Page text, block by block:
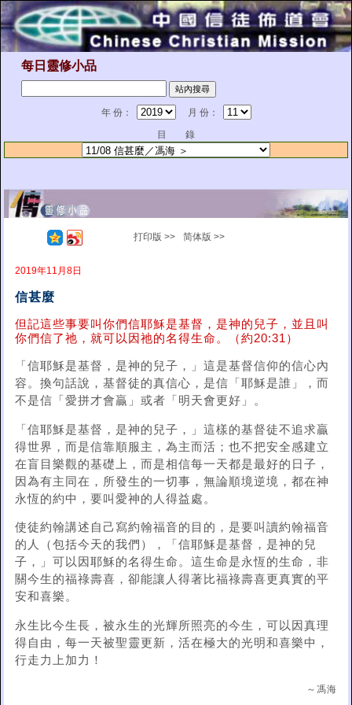
每日靈修小品
年 份：
月 份：
目 錄
打印版 >> 简体版 >>
2019年11月8日
信甚麼
但記這些事要叫你們信耶穌是基督，是神的兒子，並且叫
你們信了祂，就可以因祂的名得生命。（約20:31）
「信耶穌是基督，是神的兒子，」這是基督信仰的信心內
容。換句話說，基督徒的真信心，是信「耶穌是誰」，而
不是信「愛拼才會贏」或者「明天會更好」。
「信耶穌是基督，是神的兒子，」這樣的基督徒不追求贏
得世界，而是信靠順服主，為主而活；也不把安全感建立
在盲目樂觀的基礎上，而是相信每一天都是最好的日子，
因為有主同在，所發生的一切事，無論順境逆境，都在神
永恆的約中，要叫愛神的人得益處。
使徒約翰講述自己寫約翰福音的目的，是要叫讀約翰福音
的人（包括今天的我們），「信耶穌是基督，是神的兒
子，」可以因耶穌的名得生命。這生命是永恆的生命，非
關今生的福祿壽喜，卻能讓人得著比福祿壽喜更真實的平
安和喜樂。
永生比今生長，被永生的光輝所照亮的今生，可以因真理
得自由，每一天被聖靈更新，活在極大的光明和喜樂中，
行走力上加力！
～馮海